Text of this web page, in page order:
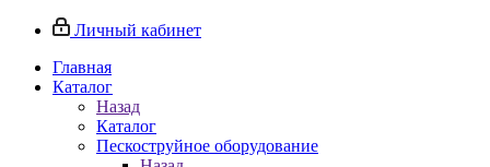
Личный кабинет
Главная
Каталог
Назад
Каталог
Пескоструйное оборудование